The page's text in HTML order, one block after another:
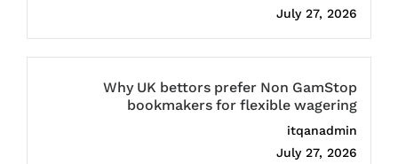
July 27, 2026
Why UK bettors prefer Non GamStop
bookmakers for flexible wagering
itqanadmin
July 27, 2026